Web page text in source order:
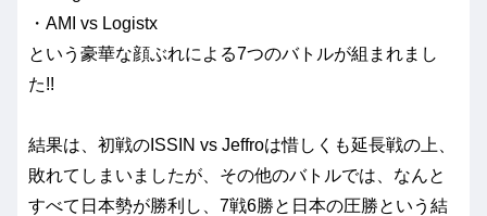
・AMI vs Logistx
という豪華な顔ぶれによる7つのバトルが組まれまし
た!!
結果は、初戦のISSIN vs Jeffroは惜しくも延長戦の上、
敗れてしまいましたが、その他のバトルでは、なんと
すべて日本勢が勝利し、7戦6勝と日本の圧勝という結